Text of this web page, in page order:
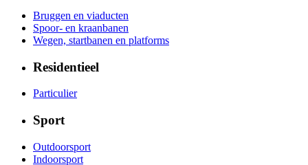
Bruggen en viaducten
Spoor- en kraanbanen
Wegen, startbanen en platforms
Residentieel
Particulier
Sport
Outdoorsport
Indoorsport